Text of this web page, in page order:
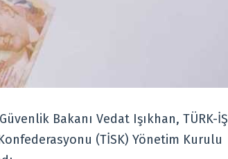
Bakanı Vedat Işıkhan, TÜRK-İŞ
(TİSK) Yönetim Kurulu